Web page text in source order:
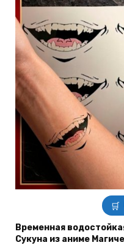
Временная
Сукуна из аниме